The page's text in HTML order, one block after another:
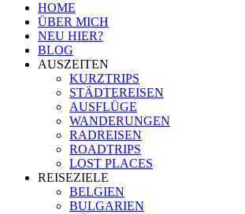
HOME
ÜBER MICH
NEU HIER?
BLOG
AUSZEITEN
KURZTRIPS
STÄDTEREISEN
AUSFLÜGE
WANDERUNGEN
RADREISEN
ROADTRIPS
LOST PLACES
REISEZIELE
BELGIEN
BULGARIEN